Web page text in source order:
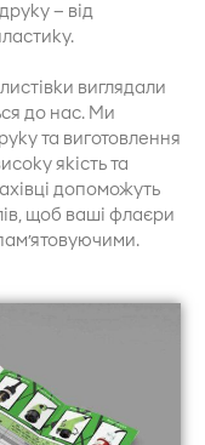
– від
виглядали
до нас. Ми
та виготовлення
якість та
допоможуть
щоб ваші флаєри